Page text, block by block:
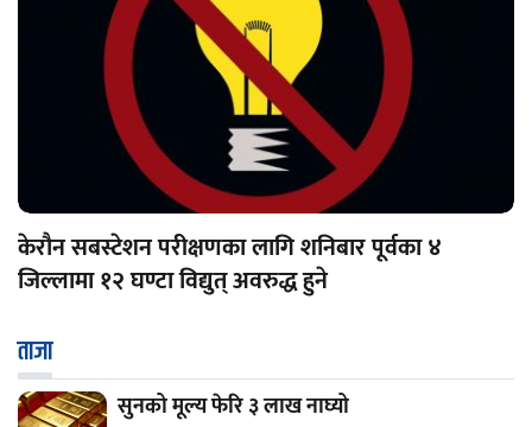
केरौन सबस्टेशन परीक्षणका लागि शनिबार पूर्वका ४
जिल्लामा १२ घण्टा विद्युत् अवरुद्ध हुने
ताजा
सुनको मूल्य फेरि ३ लाख नाघ्यो